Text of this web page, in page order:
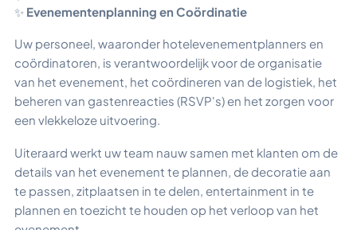
✨ Evenementenplanning en Coördinatie
Uw personeel, waaronder hotelevenementplanners en
coördinatoren, is verantwoordelijk voor de organisatie
van het evenement, het coördineren van de logistiek, het
beheren van gastenreacties (RSVP's) en het zorgen voor
een vlekkeloze uitvoering.
Uiteraard werkt uw team nauw samen met klanten om de
details van het evenement te plannen, de decoratie aan
te passen, zitplaatsen in te delen, entertainment in te
plannen en toezicht te houden op het verloop van het